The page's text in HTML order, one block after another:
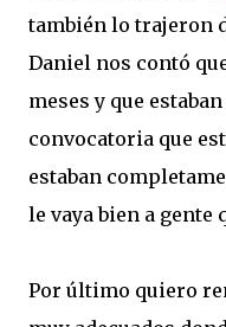
también lo trajeron
Daniel nos contó
meses y que
convocatoria que
estaban
le vaya bien a gente
Por último quiero